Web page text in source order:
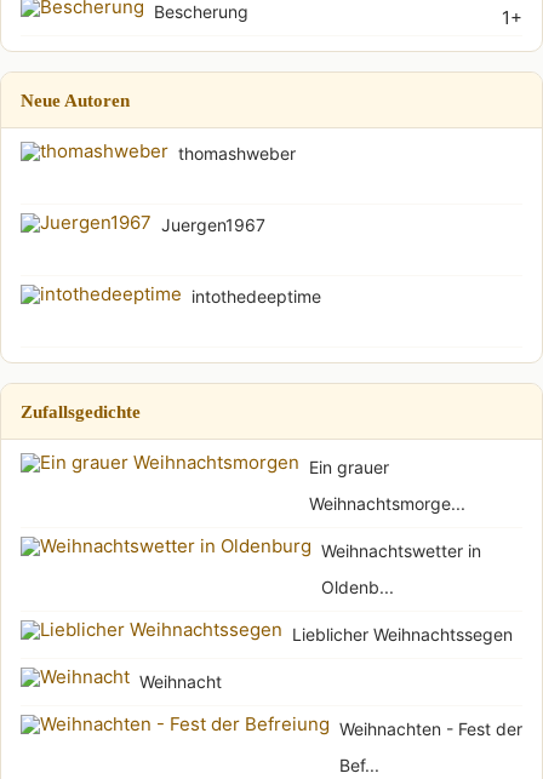
1+
Bescherung
Neue Autoren
thomashweber
Juergen1967
intothedeeptime
Zufallsgedichte
Ein grauer
Weihnachtsmorge...
Weihnachtswetter in
Oldenb...
Lieblicher Weihnachtssegen
Weihnacht
Weihnachten - Fest der
Bef...